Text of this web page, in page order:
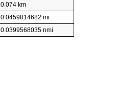
0.074 km
0.0459814682 mi
0.0399568035 nmi